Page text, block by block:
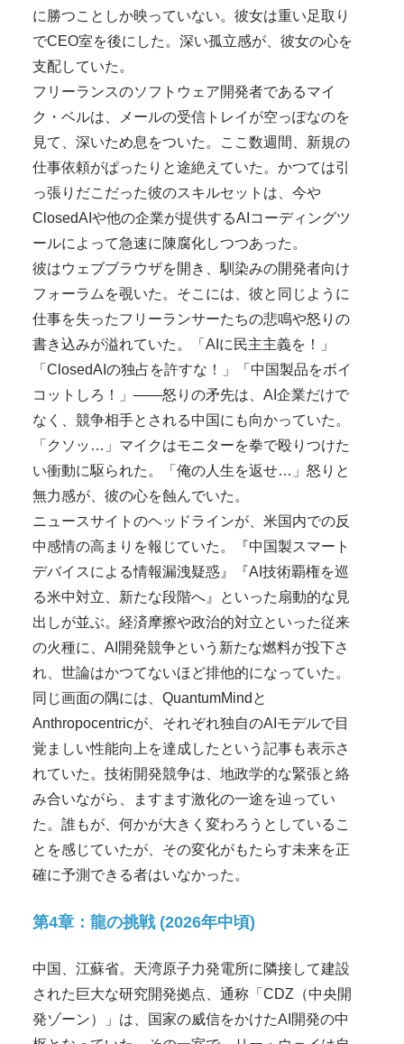
に勝つことしか映っていない。彼女は重い足取り
でCEO室を後にした。深い孤立感が、彼女の心を
支配していた。
フリーランスのソフトウェア開発者であるマイ
ク・ベルは、メールの受信トレイが空っぽなのを
見て、深いため息をついた。ここ数週間、新規の
仕事依頼がぱったりと途絶えていた。かつては引
っ張りだこだった彼のスキルセットは、今や
ClosedAIや他の企業が提供するAIコーディングツ
ールによって急速に陳腐化しつつあった。
彼はウェブブラウザを開き、馴染みの開発者向け
フォーラムを覗いた。そこには、彼と同じように
仕事を失ったフリーランサーたちの悲鳴や怒りの
書き込みが溢れていた。「AIに民主主義を！」
「ClosedAIの独占を許すな！」「中国製品をボイ
コットしろ！」——怒りの矛先は、AI企業だけで
なく、競争相手とされる中国にも向かっていた。
「クソッ…」マイクはモニターを拳で殴りつけた
い衝動に駆られた。「俺の人生を返せ…」怒りと
無力感が、彼の心を蝕んでいた。
ニュースサイトのヘッドラインが、米国内での反
中感情の高まりを報じていた。『中国製スマート
デバイスによる情報漏洩疑惑』『AI技術覇権を巡
る米中対立、新たな段階へ』といった扇動的な見
出しが並ぶ。経済摩擦や政治的対立といった従来
の火種に、AI開発競争という新たな燃料が投下さ
れ、世論はかつてないほど排他的になっていた。
同じ画面の隅には、QuantumMindと
Anthropocentricが、それぞれ独自のAIモデルで目
覚ましい性能向上を達成したという記事も表示さ
れていた。技術開発競争は、地政学的な緊張と絡
み合いながら、ますます激化の一途を辿ってい
た。誰もが、何かが大きく変わろうとしているこ
とを感じていたが、その変化がもたらす未来を正
確に予測できる者はいなかった。
第4章：龍の挑戦 (2026年中頃)
中国、江蘇省。天湾原子力発電所に隣接して建設
された巨大な研究開発拠点、通称「CDZ（中央開
発ゾーン）」は、国家の威信をかけたAI開発の中